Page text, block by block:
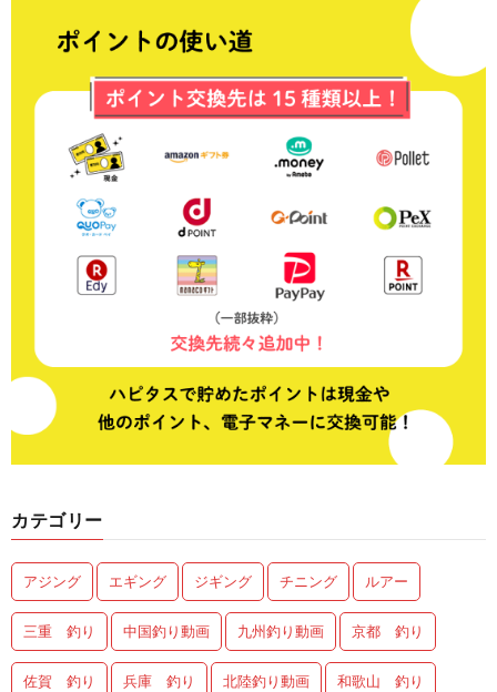
カテゴリー
アジング エギング ジギング チニング ルアー
三重 釣り 中国釣り動画 九州釣り動画 京都 釣り
佐賀 釣り 兵庫 釣り 北陸釣り動画 和歌山 釣り